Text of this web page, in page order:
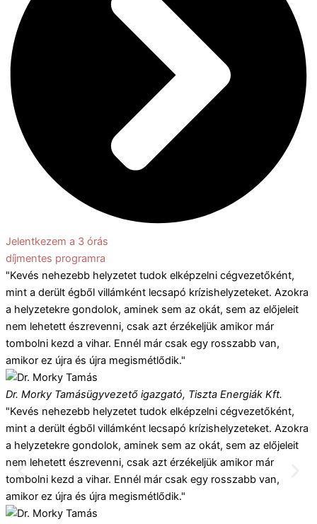
Jelentkezem a 3 órás
díjmentes programra
"Kevés nehezebb helyzetet tudok elképzelni cégvezetőként,
mint a derült égből villámként lecsapó krízishelyzeteket. Azokra
a helyzetekre gondolok, aminek sem az okát, sem az előjeleit
nem lehetett észrevenni, csak azt érzékeljük amikor már
tombolni kezd a vihar. Ennél már csak egy rosszabb van,
amikor ez újra és újra megismétlődik."
Dr. Morky Tamásügyvezető igazgató, Tiszta Energiák Kft.
"Kevés nehezebb helyzetet tudok elképzelni cégvezetőként,
mint a derült égből villámként lecsapó krízishelyzeteket. Azokra
a helyzetekre gondolok, aminek sem az okát, sem az előjeleit
nem lehetett észrevenni, csak azt érzékeljük amikor már
tombolni kezd a vihar. Ennél már csak egy rosszabb van,
amikor ez újra és újra megismétlődik."